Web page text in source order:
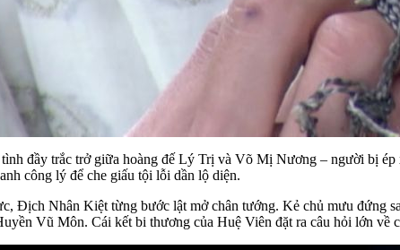
tình đầy trắc trở giữa hoàng đế Lý Trị và Võ Mị Nương – người bị
công lý để che giấu tội lỗi dần lộ diện.
Địch Nhân Kiệt từng bước lật mở chân tướng. Kẻ chủ mưu đứng
Vũ Môn. Cái kết bi thương của Huệ Viên đặt ra câu hỏi lớn về